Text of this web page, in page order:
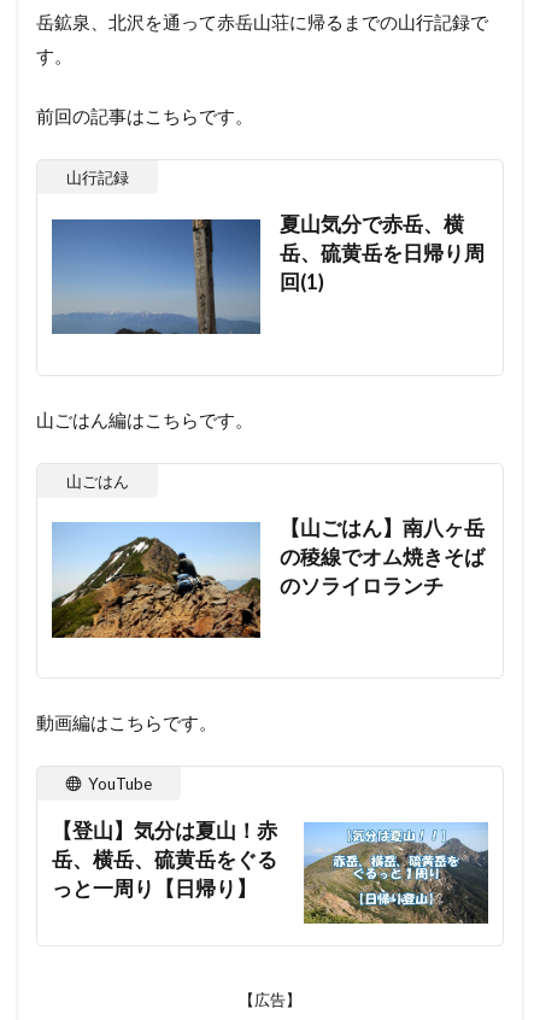
岳鉱泉、北沢を通って赤岳山荘に帰るまでの山行記録で
す。
前回の記事はこちらです。
山行記録
夏山気分で赤岳、横
岳、硫黄岳を日帰り周
回(1)
山ごはん編はこちらです。
山ごはん
【山ごはん】南八ヶ岳
の稜線でオム焼きそば
のソライロランチ
動画編はこちらです。
YouTube
【登山】気分は夏山！赤
岳、横岳、硫黄岳をぐる
っと一周り【日帰り】